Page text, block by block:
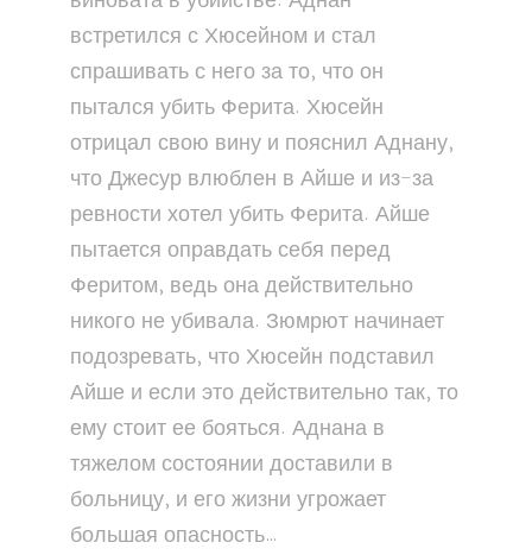
встретился с Хюсейном и стал
спрашивать с него за то, что он
пытался убить Ферита. Хюсейн
отрицал свою вину и пояснил Аднану,
что Джесур влюблен в Айше и из-за
ревности хотел убить Ферита. Айше
пытается оправдать себя перед
Феритом, ведь она действительно
никого не убивала. Зюмрют начинает
подозревать, что Хюсейн подставил
Айше и если это действительно так, то
ему стоит ее бояться. Аднана в
тяжелом состоянии доставили в
больницу, и его жизни угрожает
большая опасность…